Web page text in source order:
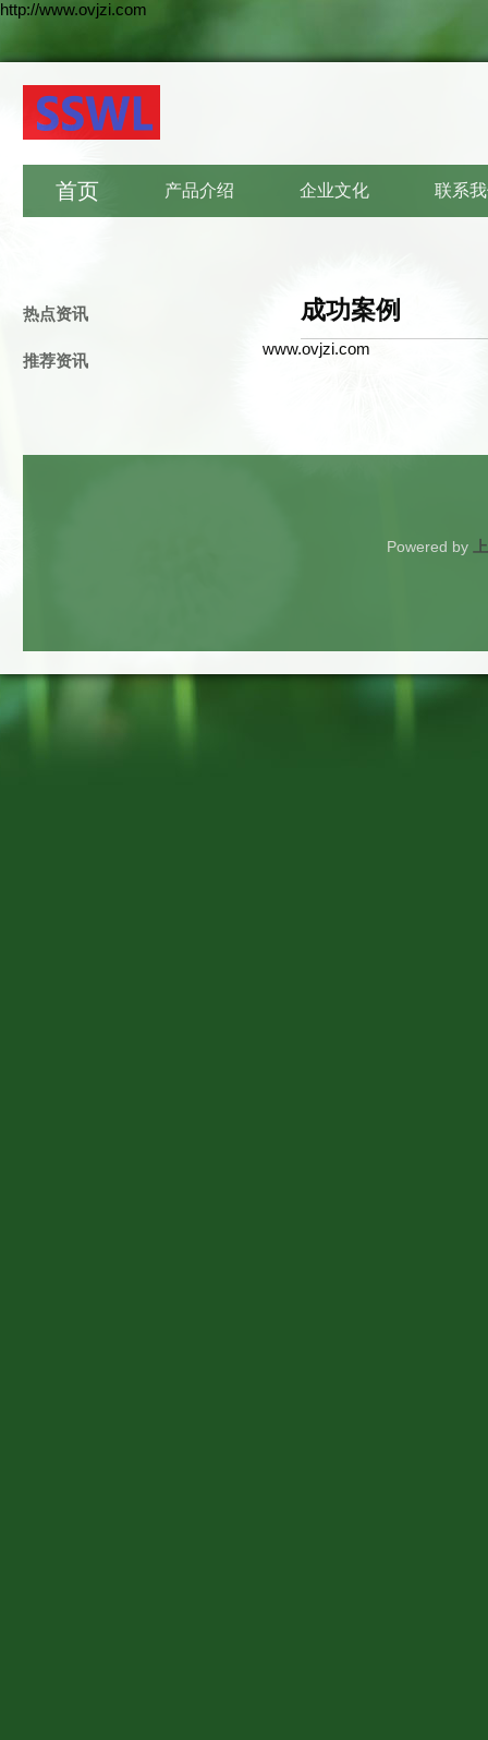
http://www.ovjzi.com
首页 产品介绍 企业文化 联系
成功案例
www.ovjzi.com
热点资讯
推荐资讯
Powered by